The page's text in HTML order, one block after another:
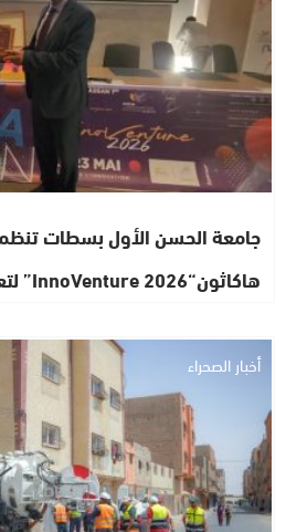
جامعة الحسن الأول بسطات
هاكاثون“InnoVenture 2026” لتعزيز الابتكار…
أخبار الصحراء